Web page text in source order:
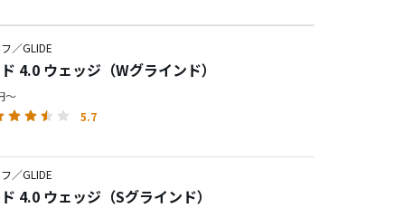
／GLIDE
4.0 ウェッジ（Wグラインド）
～
5.7
／GLIDE
4.0 ウェッジ（Sグラインド）